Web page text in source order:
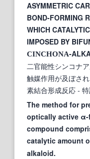
ASYMMETRIC
BOND-FORMING
WHICH
IMPOSED BY
CINCHONA-
二官能性シンコナ
触媒作用が及ぼさ
素結合形成反応 -
The method for
optically active
compound
catalytic amount
alkaloid.